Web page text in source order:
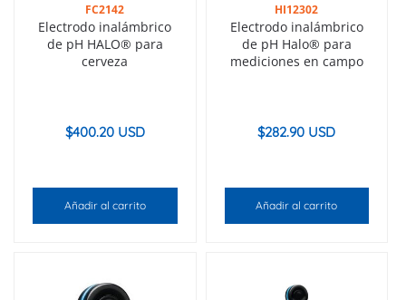
FC2142
Electrodo inalámbrico
de pH HALO® para
cerveza
$400.20 USD
Añadir al carrito
HI12302
Electrodo inalámbrico
de pH Halo® para
mediciones en campo
$282.90 USD
Añadir al carrito